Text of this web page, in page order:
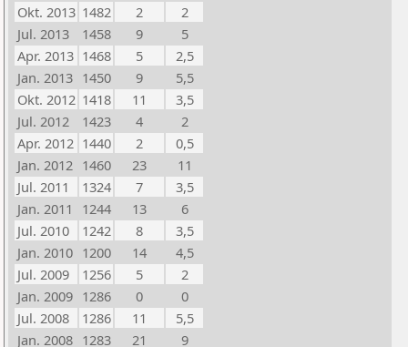
Okt. 2013 1482 2
2
Jul. 2013
1458 9
5
Apr. 2013 1468 5
2,5
Jan. 2013 1450 9
5,5
Okt. 2012 1418 11
3,5
Jul. 2012
1423 4
2
Apr. 2012 1440 2
0,5
Jan. 2012 1460 23
11
Jul. 2011
1324 7
3,5
Jan. 2011
1244 13
6
Jul. 2010
1242 8
3,5
Jan. 2010 1200 14
4,5
Jul. 2009
1256 5
2
Jan. 2009 1286 0
0
Jul. 2008
1286 11
5,5
Jan. 2008 1283 21 9